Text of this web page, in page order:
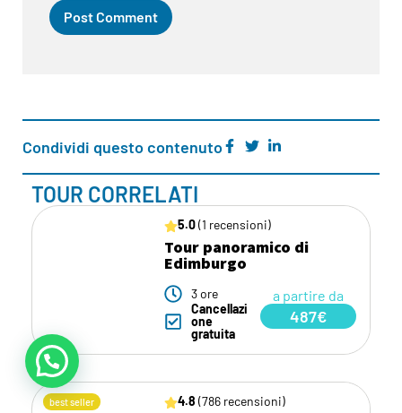
Condividi questo contenuto
TOUR CORRELATI
5.0(1 recensioni)
Tour panoramico di
Edimburgo
3 ore
Cancellazi
one
gratuita
a partire da
487€
best seller 4.8 (786 recensioni)